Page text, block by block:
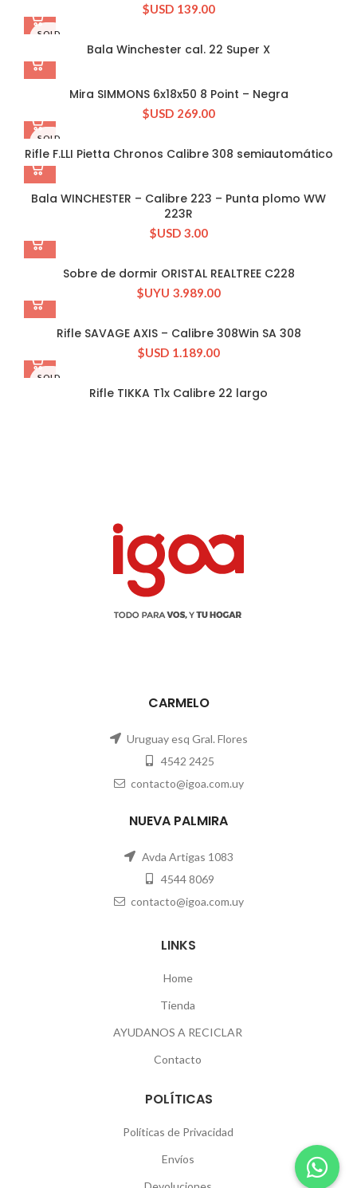
$USD 139.00
SOLD
Bala Winchester cal. 22 Super X
Mira SIMMONS 6x18x50 8 Point – Negra
$USD 269.00
SOLD
OUT
Rifle F.LLI Pietta Chronos Calibre 308 semiautomático
Bala WINCHESTER – Calibre 223 – Punta plomo WW
223R
$USD 3.00
Sobre de dormir ORISTAL REALTREE C228
$UYU 3.989.00
Rifle SAVAGE AXIS – Calibre 308Win SA 308
$USD 1.189.00
SOLD
Rifle TIKKA T1x Calibre 22 largo
CARMELO
Uruguay esq Gral. Flores
4542 2425
contacto@igoa.com.uy
NUEVA PALMIRA
Avda Artigas 1083
4544 8069
contacto@igoa.com.uy
LINKS
Home
Tienda
AYUDANOS A RECICLAR
Contacto
POLÍTICAS
Políticas de Privacidad
Envíos